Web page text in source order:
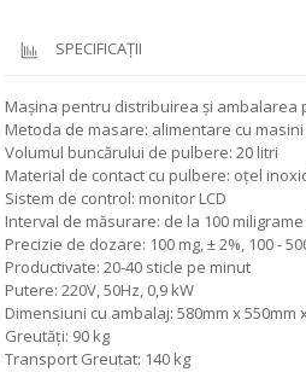
SPECIFICAŢII
Mașina pentru distribuirea și ambalarea
Metoda de masare: alimentare cu
Volumul buncărului de pulbere: 20 litri
Material de contact cu pulbere: oțel
Sistem de control: monitor LCD
Interval de măsurare: de la 100 miligrame
Precizie de dozare: 100 mg, ± 2%, 100 -
Productivate: 20-40 sticle pe minut
Putere: 220V, 50Hz, 0,9 kW
Dimensiuni cu ambalaj: 580mm x 550mm
Greutăți: 90 kg
Transport Greutat: 140 kg